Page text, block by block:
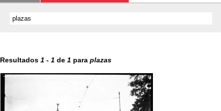
Resultados 1 - 1 de 1 para plazas